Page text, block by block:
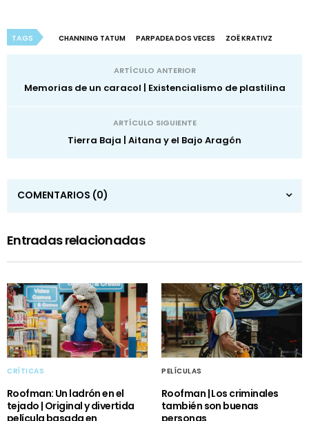
TAGS CHANNING TATUM PARPADEA DOS VECES ZOË KRATIVZ
ARTÍCULO ANTERIOR
Memorias de un caracol | Existencialismo de plastilina
ARTÍCULO SIGUIENTE
Tierra Baja | Aitana y el Bajo Aragón
COMENTARIOS (0)
Entradas relacionadas
CRÍTICAS
Roofman: Un ladrón en el
tejado | Original y divertida
película basada en
PELÍCULAS
Roofman | Los criminales
también son buenas
personas